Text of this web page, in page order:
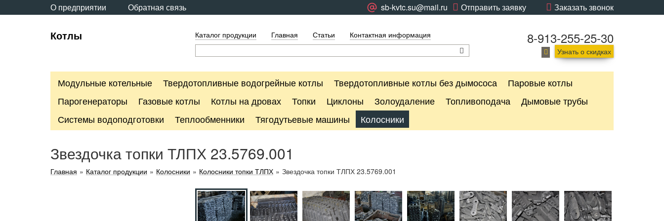
О предприятии Обратная связь Заказать звонок
Отправить заявку
sb-kvtc.su@mail.ru
Котлы Каталог продукции Главная Статьи Контактная информация 8-913-255-25-30
Узнать о скидках
Модульные котельные Твердотопливные водогрейные котлы Твердотопливные котлы без дымососа
Паровые котлы
Парогенераторы
Газовые котлы Котлы на дровах Топки Циклоны Золоудаление Топливоподача
Дымовые трубы
Системы водоподготовки
Теплообменники Тягодутьевые машины Колосники
Звездочка топки ТЛПХ 23.5769.001
Главная » Каталог продукции » Колосники » Колосники топки ТЛПХ » Звездочка топки ТЛПХ 23.5769.001